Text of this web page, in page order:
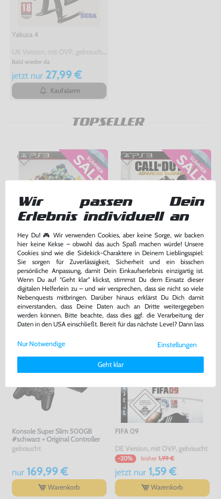
Yakuza 4
Bald wieder da
jetzt nur27,99 €
Kaufalarm
TOPSELLER
Skylanders: Giants
nur Software, DE Version, mit OVP, gebraucht
nur26,99 €
Warenkorb
Call of Duty: Advanced Warfare
-75% bisher 17,99 €
jetzt nur4,50 €
Warenkorb
Konsole Super Slim 500GB
#schwarz + Original Controller
gebraucht
nur169,99 €
Warenkorb
FIFA 09
DE Version, mit OVP, gebraucht
-20% bisher 1,99 €
jetzt nur1,59 €
Warenkorb
Wir passen Dein
Erlebnis individuell an
Hey Du! 🎮 Wir verwenden Cookies, aber keine Sorge, wir backen
hier keine Kekse – obwohl das auch Spaß machen würde! Unsere
Cookies sind wie die Sidekick-Charaktere in Deinem Lieblingsspiel:
Sie sorgen für Zuverlässigkeit, Sicherheit und ein bisschen
persönliche Anpassung, damit Dein Einkaufserlebnis einzigartig ist.
Wenn Du auf "Geht klar" klickst, stimmst Du dem Einsatz dieser
digitalen Helferlein zu – und wir versprechen, dass sie nicht so viele
Nebenquests mitbringen. Darüber hinaus erklärst Du Dich damit
einverstanden, dass Deine Daten auch an Dritte weitergegeben
werden können. Bitte beachte, dass dies ggf. die Verarbeitung der
Daten in den USA einschließt. Bereit für das nächste Level? Dann lass
Weitere Informationen zu den von uns verwendeten Cookies und
Deinen Rechten als Nutzer findest Du in unsererDaten­schutz­
Impressum.
Einstellungen
Geht klar
Nur Notwendige